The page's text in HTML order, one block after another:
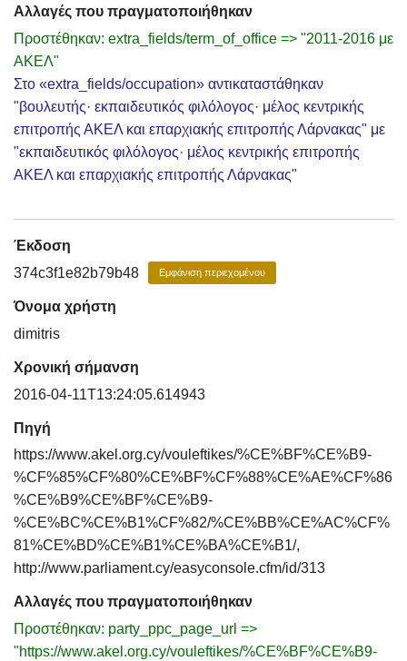
Αλλαγές που πραγματοποιήθηκαν
Προστέθηκαν: extra_fields/term_of_office => "2011-2016 με
ΑΚΕΛ"
Στο «extra_fields/occupation» αντικαταστάθηκαν
"βουλευτής· εκπαιδευτικός φιλόλογος· μέλος κεντρικής
επιτροπής ΑΚΕΛ και επαρχιακής επιτροπής Λάρνακας" με
"εκπαιδευτικός φιλόλογος· μέλος κεντρικής επιτροπής
ΑΚΕΛ και επαρχιακής επιτροπής Λάρνακας"
Έκδοση
374c3f1e82b79b48
Εμφάνιση περιεχομένου
Όνομα χρήστη
dimitris
Χρονική σήμανση
2016-04-11T13:24:05.614943
Πηγή
https://www.akel.org.cy/vouleftikes/%CE%BF%CE%B9-
%CF%85%CF%80%CE%BF%CF%88%CE%AE%CF%86
%CE%B9%CE%BF%CE%B9-
%CE%BC%CE%B1%CF%82/%CE%BB%CE%AC%CF%
81%CE%BD%CE%B1%CE%BA%CE%B1/,
http://www.parliament.cy/easyconsole.cfm/id/313
Αλλαγές που πραγματοποιήθηκαν
Προστέθηκαν: party_ppc_page_url =>
"https://www.akel.org.cy/vouleftikes/%CE%BF%CE%B9-